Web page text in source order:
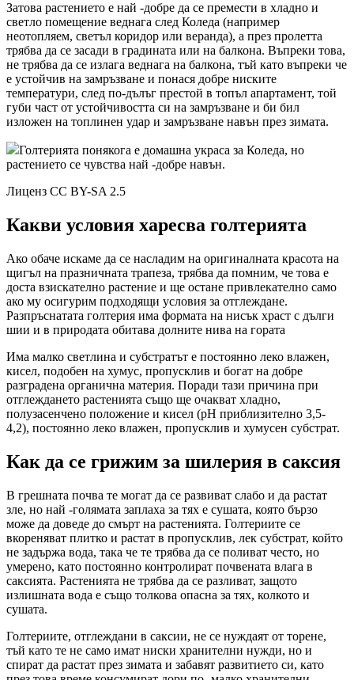
Затова растението е най -добре да се премести в хладно и
светло помещение веднага след Коледа (например
неотопляем, светъл коридор или веранда), а през пролетта
трябва да се засади в градината или на балкона. Въпреки това,
не трябва да се излага веднага на балкона, тъй като въпреки че
е устойчив на замръзване и понася добре ниските
температури, след по-дълъг престой в топъл апартамент, той
губи част от устойчивостта си на замръзване и би бил
изложен на топлинен удар и замръзване навън през зимата.
Голтерията понякога е домашна украса за Коледа, но
растението се чувства най -добре навън.
Лиценз CC BY-SA 2.5
Какви условия харесва голтерията
Ако обаче искаме да се насладим на оригиналната красота на
щигъл на празничната трапеза, трябва да помним, че това е
доста взискателно растение и ще остане привлекателно само
ако му осигурим подходящи условия за отглеждане.
Разпръснатата голтерия има формата на нисък храст с дълги
шии и в природата обитава долните нива на гората
Има малко светлина и субстратът е постоянно леко влажен,
кисел, подобен на хумус, пропусклив и богат на добре
разградена органична материя. Поради тази причина при
отглеждането растенията също ще очакват хладно,
полузасенчено положение и кисел (рН приблизително 3,5-
4,2), постоянно леко влажен, пропусклив и хумусен субстрат.
Как да се грижим за шилерия в саксия
В грешната почва те могат да се развиват слабо и да растат
зле, но най -голямата заплаха за тях е сушата, която бързо
може да доведе до смърт на растенията. Голтериите се
вкореняват плитко и растат в пропусклив, лек субстрат, който
не задържа вода, така че те трябва да се поливат често, но
умерено, като постоянно контролират почвената влага в
саксията. Растенията не трябва да се разливат, защото
излишната вода е също толкова опасна за тях, колкото и
сушата.
Голтериите, отглеждани в саксии, не се нуждаят от торене,
тъй като те не само имат ниски хранителни нужди, но и
спират да растат през зимата и забавят развитието си, като